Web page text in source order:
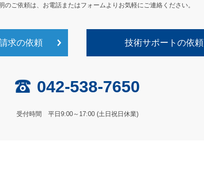
のご依頼は、 お電話またはフォームよりお気軽にご連絡ください。
求の依頼 技術サポートの依頼
042-538-7650
受付時間 平日9:00～17:00 (土日祝日休業)